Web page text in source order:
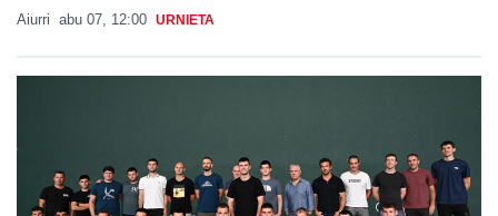
Aiurri abu 07, 12:00 URNIETA